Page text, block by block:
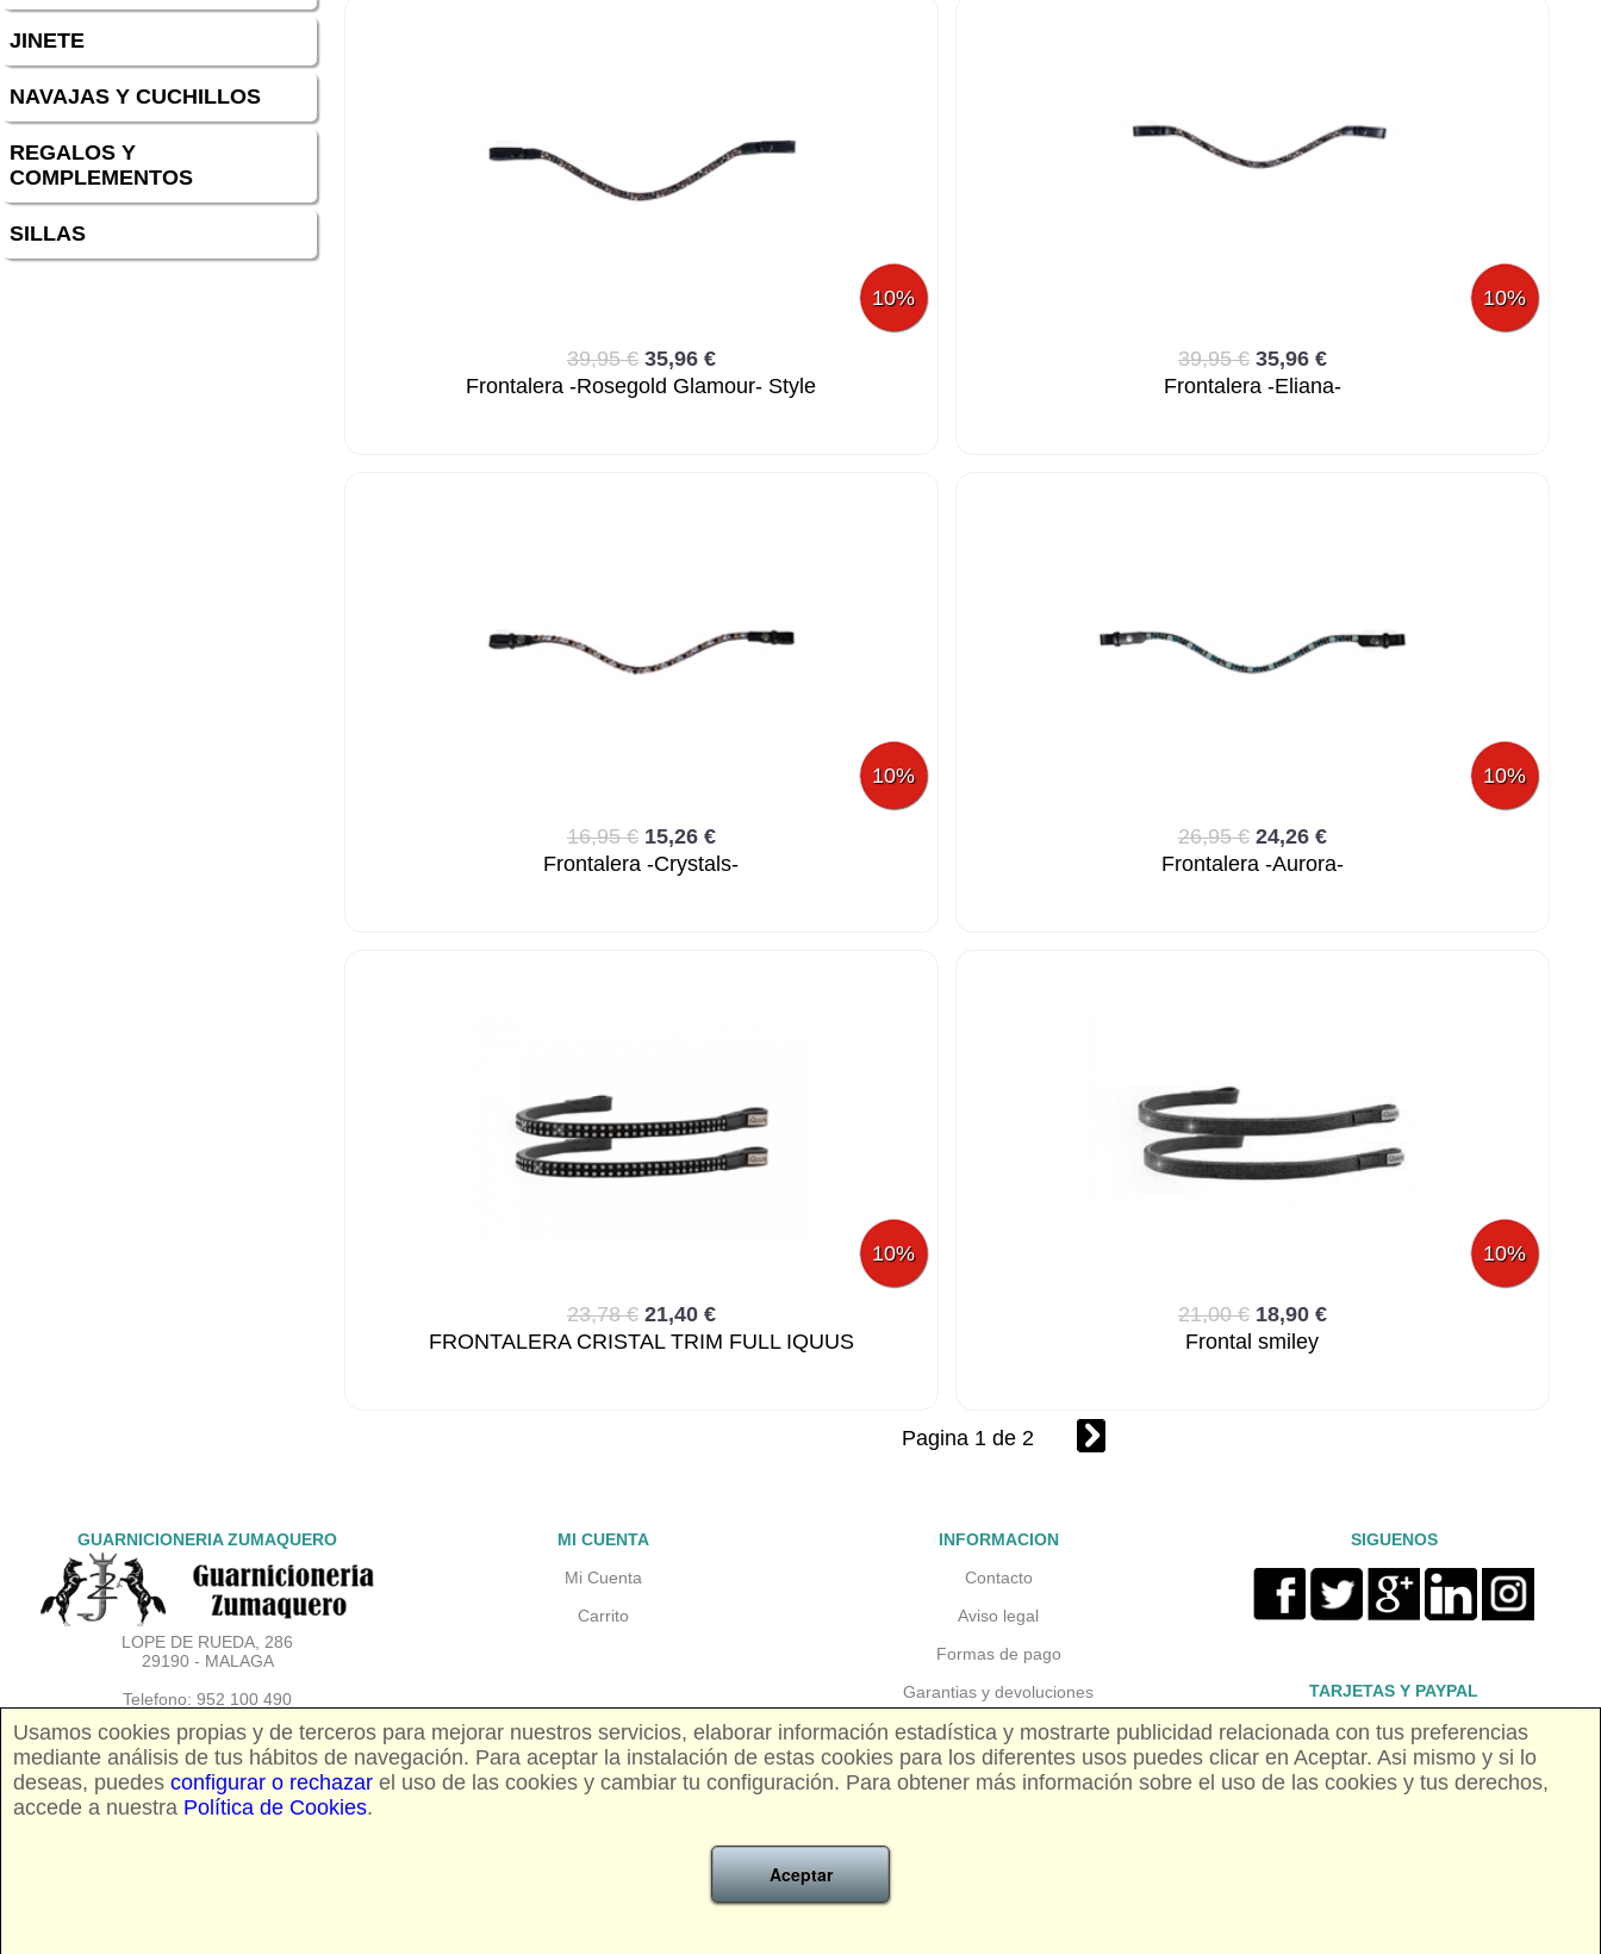
JINETE
NAVAJAS Y CUCHILLOS
REGALOS Y
COMPLEMENTOS
SILLAS
10%
39,95 € 35,96 €
Frontalera -Rosegold Glamour- Style
10%
39,95 € 35,96 €
Frontalera -Eliana-
10%
16,95 € 15,26 €
Frontalera -Crystals-
10%
26,95 € 24,26 €
Frontalera -Aurora-
10%
23,78 € 21,40 €
FRONTALERA CRISTAL TRIM FULL IQUUS
10%
21,00 € 18,90 €
Frontal smiley
Pagina 1 de 2
GUARNICIONERIA ZUMAQUERO
LOPE DE RUEDA, 286
29190 - MALAGA
Telefono: 952 100 490
E-Mail:info@zmszumaquero.com
http://www.zmssaddlery.es
MI CUENTA
Mi Cuenta
Carrito
INFORMACION
Contacto
Aviso legal
Formas de pago
Garantias y devoluciones
Gastos de envio
Precios y disponibilidad
SIGUENOS
TARJETAS Y PAYPAL
Usamos cookies propias y de terceros para mejorar nuestros servicios, elaborar información estadística y mostrarte publicidad relacionada con tus preferencias
mediante análisis de tus hábitos de navegación. Para aceptar la instalación de estas cookies para los diferentes usos puedes clicar en Aceptar. Asi mismo y si lo
deseas, puedes configurar o rechazar el uso de las cookies y cambiar tu configuración. Para obtener más información sobre el uso de las cookies y tus derechos,
accede a nuestra Política de Cookies.